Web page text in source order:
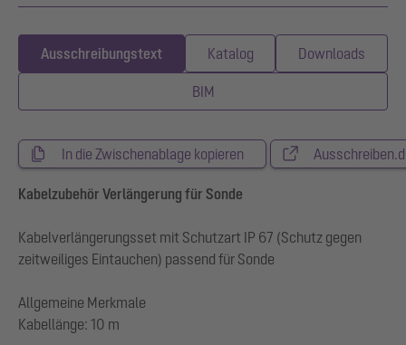
Ausschreibungstext Katalog Downloads
BIM
In die Zwischenablage kopieren
Kabelzubehör Verlängerung für Sonde
Kabelverlängerungsset mit Schutzart IP 67 (Schutz gegen
zeitweiliges Eintauchen) passend für Sonde
Allgemeine Merkmale
Kabellänge: 10 m